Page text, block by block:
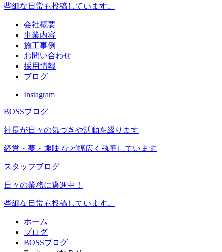
些細な日常も投稿しています。
会社概要
事業内容
施工事例
お問い合わせ
採用情報
ブログ
Instagram
BOSSブログ
社長が日々の気づきや活動を綴ります
経営・夢・趣味 など幅広く執筆しています
スタッフブログ
日々の業務に邁進中！
些細な日常も投稿しています。
ホーム
ブログ
BOSSブログ